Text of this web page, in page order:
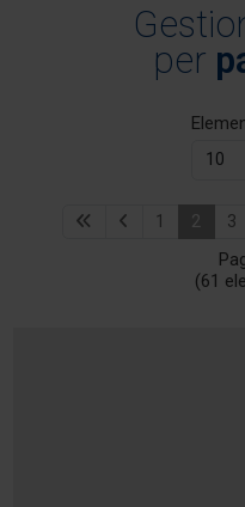
per
1 2 3
(61